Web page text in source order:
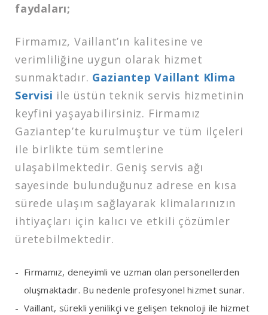
faydaları;
Firmamız, Vaillant’ın kalitesine ve
verimliliğine uygun olarak hizmet
sunmaktadır. Gaziantep Vaillant Klima
Servisi ile üstün teknik servis hizmetinin
keyfini yaşayabilirsiniz. Firmamız
Gaziantep’te kurulmuştur ve tüm ilçeleri
ile birlikte tüm semtlerine
ulaşabilmektedir. Geniş servis ağı
sayesinde bulunduğunuz adrese en kısa
sürede ulaşım sağlayarak klimalarınızın
ihtiyaçları için kalıcı ve etkili çözümler
üretebilmektedir.
Firmamız, deneyimli ve uzman olan personellerden
oluşmaktadır. Bu nedenle profesyonel hizmet sunar.
Vaillant, sürekli yenilikçi ve gelişen teknoloji ile hizmet